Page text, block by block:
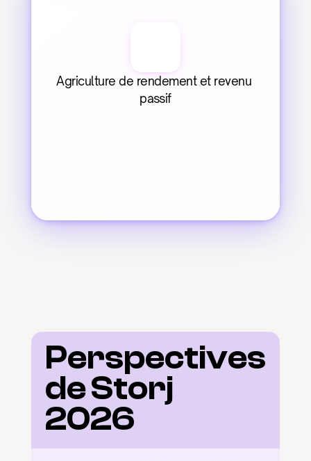
Agriculture de rendement et revenu
passif
Perspectives
de Storj
2026